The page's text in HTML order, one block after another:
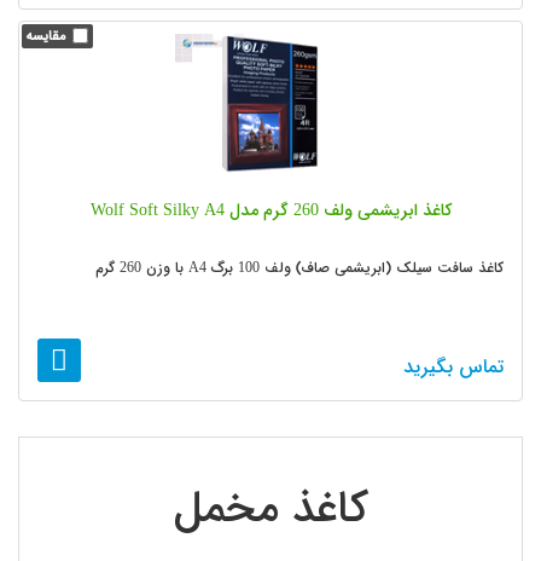
کاغذ ابریشمی ولف 260 گرم مدل Wolf Soft Silky A4
کاغذ سافت سیلک (ابریشمی صاف) ولف 100 برگ A4 با وزن 260 گرم
تماس بگیرید
کاغذ مخمل